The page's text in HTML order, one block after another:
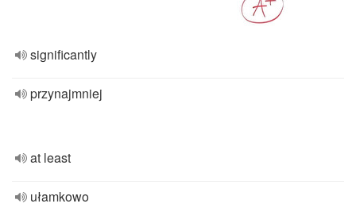
significantly
przynajmniej
at least
ułamkowo